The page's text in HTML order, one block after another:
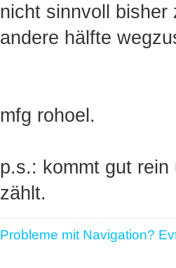
nicht sinnvoll bisher
andere hälfte
mfg rohoel.
p.s.: kommt gut
zählt.
Probleme mit Navigation?